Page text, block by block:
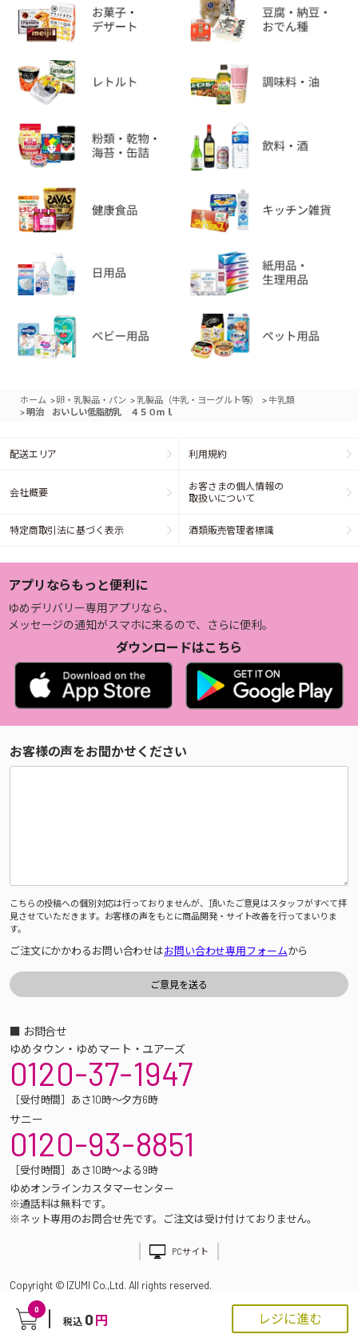
0
税込 0 円 レジに進む
ホーム >卵・乳製品・パン >乳製品（牛乳・ヨーグルト等） >牛乳類
> 明治 おいしい低脂肪乳 ４５０ｍｌ
配送エリア 利用規約
会社概要
お客さまの個人情報の
取扱いについて
特定商取引法に基づく表示 酒類販売管理者標識
アプリならもっと便利に
ゆめデリバリー専用アプリなら、
メッセージの通知がスマホに来るので、さらに便利。
ダウンロードはこちら
お客様の声をお聞かせください
こちらの投稿への個別対応は行っておりませんが、頂いたご意見はスタッフがすべて拝
見させていただきます。お客様の声をもとに商品開発・サイト改善を行ってまいりま
す。
ご注文にかかわるお問い合わせはお問い合わせ専用フォームから
■ お問合せ
ゆめタウン・ゆめマート・ユアーズ
0120-37-1947
［受付時間］あさ10時～夕方6時
サニー
0120-93-8851
［受付時間］あさ10時～よる9時
ゆめオンラインカスタマーセンター
※通話料は無料です。
※ネット専用のお問合せ先です。ご注文は受け付けておりません。
PCサイト
Copyright © IZUMI Co.,Ltd. All rights reserved.